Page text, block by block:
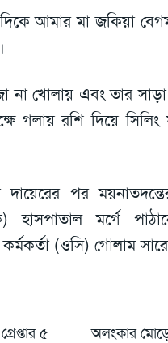
আমার মা জকিয়া
না খোলায় এবং তার
গলায় রশি দিয়ে সিলিং
পর
হাসপাতাল মর্গে
কর্মকর্তা (ওসি) গোলাম
৫
অলংকার